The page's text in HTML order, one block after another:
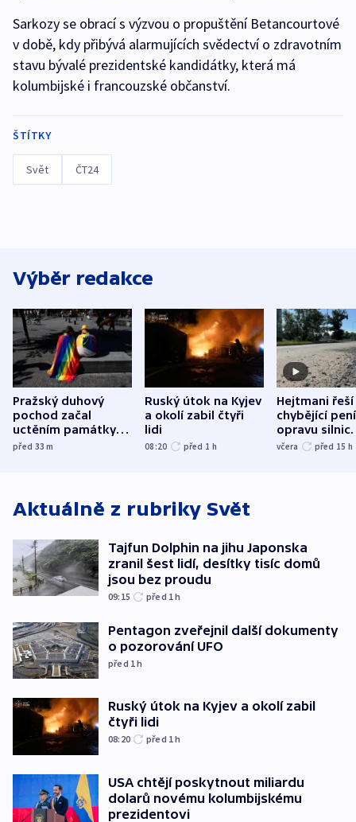
Sarkozy se obrací s výzvou o propuštění Betancourtové
v době, kdy přibývá alarmujících svědectví o zdravotním
stavu bývalé prezidentské kandidátky, která má
kolumbijské i francouzské občanství.
ŠTÍTKY
Svět ČT24
Výběr redakce
Pražský duhový
pochod začal
uctěním památky
obětí berlínského
před 33m
Ruský útok na Kyjev
a okolí zabil čtyři
lidi
08:20 před 1 h
Hejtmani řeší
chybějící
opravu silnic.
nenárokové,
včera před 15 h
Aktuálně z rubriky Svět
Tajfun Dolphin na jihu Japonska
zranil šest lidí, desítky tisíc domů
jsou bez proudu
09:15 před 1h
Pentagon zveřejnil další dokumenty
o pozorování UFO
před 1h
Ruský útok na Kyjev a okolí zabil
čtyři lidi
08:20 před 1h
USA chtějí poskytnout miliardu
dolarů novému kolumbijskému
prezidentovi